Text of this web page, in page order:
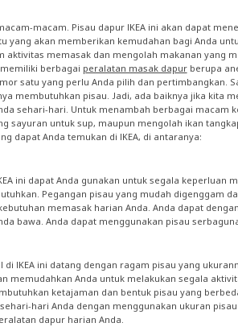
macam. Pisau dapur IKEA ini akan dapat
yang akan memberikan kemudahan bagi Anda
aktivitas memasak dan mengolah makanan
berbagai peralatan masak dapurberupa
satu yang perlu Anda pilih dan
membutuhkan pisau. Jadi, ada baiknya jika kita
sehari-hari. Untuk menambah berbagai macam
sayuran untuk sup, maupun mengolah ikan
dapat Anda temukan di IKEA, di antaranya:
ini dapat Anda gunakan untuk segala
Pegangan pisau yang mudah digenggam
memasak harian Anda. Anda dapat
bawa. Anda dapat menggunakan pisau
di IKEA ini datang dengan ragam pisau yang
memudahkan Anda untuk melakukan segala
ketajaman dan bentuk pisau yang
hari Anda dengan menggunakan ukuran
dapur harian Anda.